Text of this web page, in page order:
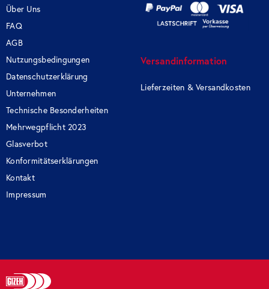
Über Uns
FAQ
AGB
Nutzungsbedingungen
Datenschutzerklärung
Unternehmen
Technische Besonderheiten
Mehrwegpflicht 2023
Glasverbot
Konformitätserklärungen
Kontakt
Impressum
Versandinformation
Lieferzeiten & Versandkosten